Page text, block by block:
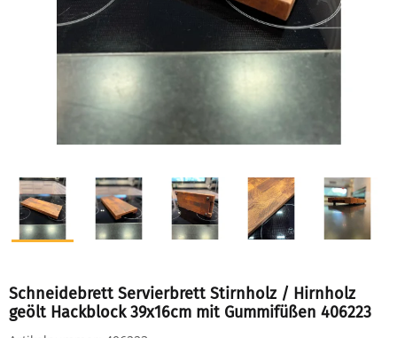
Schneidebrett Servierbrett Stirnholz / Hirnholz
geölt Hackblock 39x16cm mit Gummifüßen 406223